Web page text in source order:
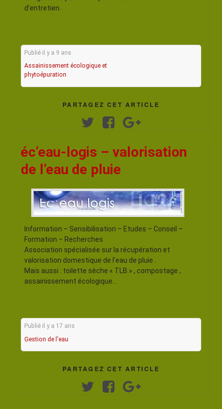
d’entretien.
Publié il y a 9 ans
Assainissement écologique et
phytoépuration
PARTAGEZ CET ARTICLE
Twitter Facebook
éc’eau-logis – valorisation
de l’eau de pluie
Information – Sensibilisation – Etudes – Conseil –
Formation – Recherches
Association spécialisée sur la récupération et
valorisation domestique de l’eau de pluie .
Mais aussi : toilette sèche « TLB » , compostage ,
assainissement écologique…
Publié il y a 17 ans
Gestion de l'eau
PARTAGEZ CET ARTICLE
Twitter Facebook